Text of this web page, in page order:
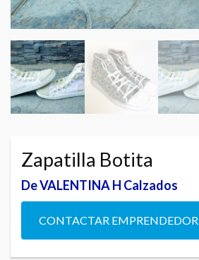
Zapatilla Botita
De VALENTINA H Calzados
CONTACTAR EMPRENDEDOR